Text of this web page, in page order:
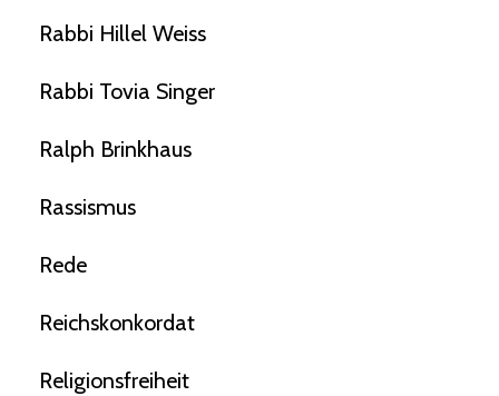
Rabbi Hillel Weiss
Rabbi Tovia Singer
Ralph Brinkhaus
Rassismus
Rede
Reichskonkordat
Religionsfreiheit